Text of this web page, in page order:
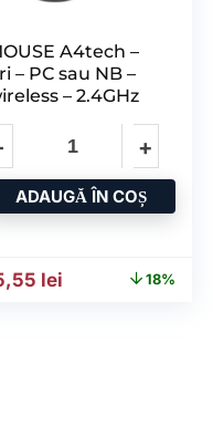
458,25 lei.
A4tech –
– PC sau NB –
– 2.4GHz
ADAUGĂ ÎN COȘ
inițial a fost: 43,17
lei Prețul curent
18%